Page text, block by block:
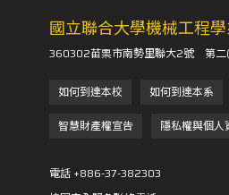
國立聯合大學機械工程
360302苗栗市南勢里聯大2號 第二
如何到達本校 如何到達本系
智慧財產權宣告
隱私權與個
電話 +886-37-382303